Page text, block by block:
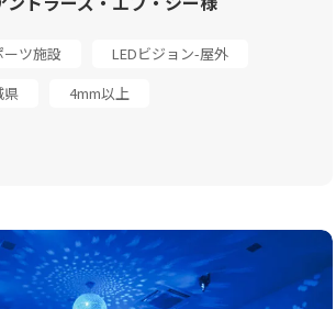
ーツ施設
LEDビジョン-屋外
県
4mm以上